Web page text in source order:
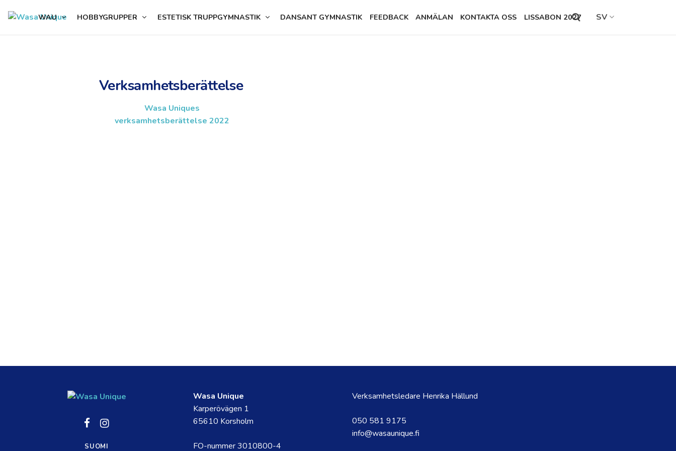
WAU HOBBYGRUPPER ESTETISK TRUPPGYMNASTIK DANSANT GYMNASTIK FEEDBACK ANMÄLAN KONTAKTA OSS LISSABON 2027
Search
this
SV
Verksamhetsberättelse
Wasa Uniques
verksamhetsberättelse 2022
SocialSocial
SUOMI
Wasa Unique
Karperövägen 1
65610 Korsholm
FO-nummer 3010800-4
Verksamhetsledare Henrika Hällund
050 581 9175
info@wasaunique.fi